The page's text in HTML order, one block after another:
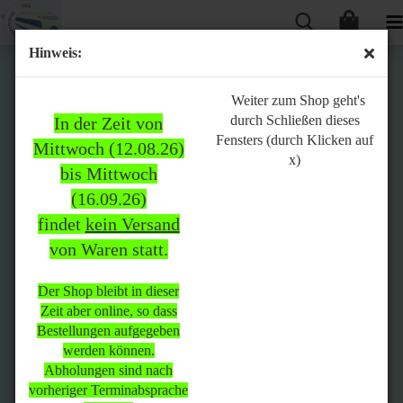
Hinweis:
In der Zeit von
Mittwoch (12.08.26)
bis Mittwoch
(16.09.26)
findet kein Versand
von Waren statt.
Der Shop bleibt in dieser
Zeit aber online, so dass
Bestellungen aufgegeben
werden können.
Abholungen sind nach
vorheriger Terminabsprache
Weiter zum Shop geht's
durch Schließen dieses
Fensters (durch Klicken auf
x)
Bitte
beachten:
In der Zeit von Mittwoch
(12.08.26) bis Mittwoch
(16.09.26)
statt.
Der Shop bleibt in dieser Zeit
aber online, so dass
Bestellungen aufgegeben
werden können.